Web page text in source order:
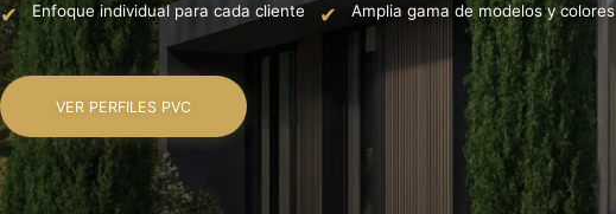
Enfoque individual para cada cliente Amplia gama de modelos y colores
VER PERFILES PVC